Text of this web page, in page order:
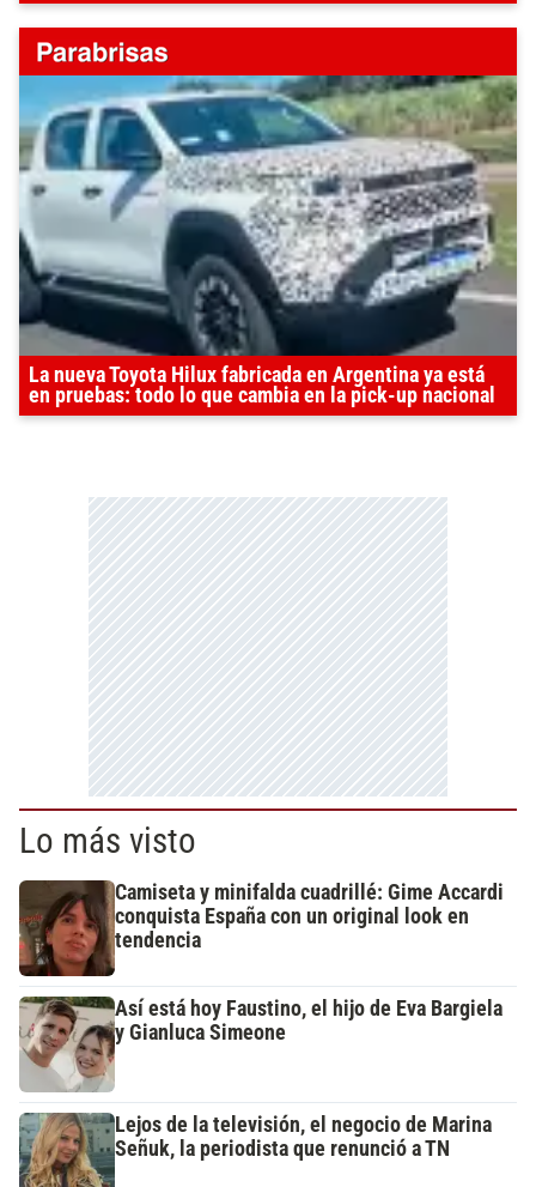
La nueva Toyota Hilux fabricada en Argentina ya está
en pruebas: todo lo que cambia en la pick-up nacional
Lo más visto
Camiseta y minifalda cuadrillé: Gime Accardi
conquista España con un original look en
tendencia
Así está hoy Faustino, el hijo de Eva Bargiela
y Gianluca Simeone
Lejos de la televisión, el negocio de Marina
Señuk, la periodista que renunció a TN